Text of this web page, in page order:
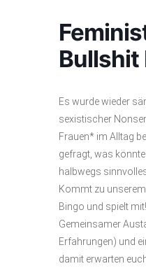
Bullshit
Es wurde wieder
sexistischer
Frauen* im Alltag
gefragt, was
halbwegs
Kommt zu
Bingo und spielt mit!
Gemeinsamer
Erfahrungen) und
damit erwarten